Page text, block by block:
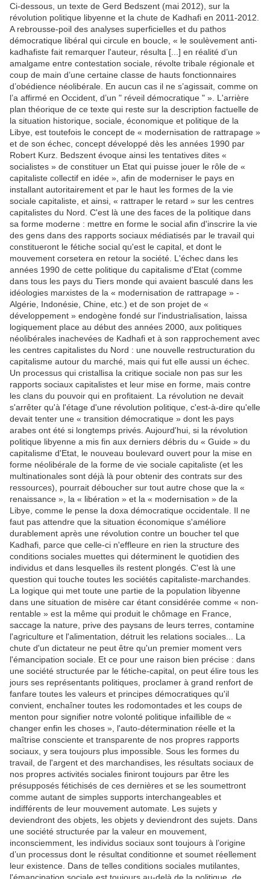
Ci-dessous, un texte de Gerd Bedszent (mai 2012), sur la
révolution politique libyenne et la chute de Kadhafi en 2011-2012.
A rebrousse-poil des analyses superficielles et du pathos
démocratique libéral qui circule en boucle, « le soulèvement anti-
kadhafiste fait remarquer l'auteur, résulta [...] en réalité d’un
amalgame entre contestation sociale, révolte tribale régionale et
coup de main d’une certaine classe de hauts fonctionnaires
d’obédience néolibérale. En aucun cas il ne s’agissait, comme on
l’a affirmé en Occident, d’un " réveil démocratique " ». L'arrière
plan théorique de ce texte qui reste sur la description factuelle de
la situation historique, sociale, économique et politique de la
Libye, est toutefois le concept de « modernisation de rattrapage »
et de son échec, concept développé dès les années 1990 par
Robert Kurz. Bedszent évoque ainsi les tentatives dites «
socialistes » de constituer un Etat qui puisse jouer le rôle de «
capitaliste collectif en idée », afin de moderniser le pays en
installant autoritairement et par le haut les formes de la vie
sociale capitaliste, et ainsi, « rattraper le retard » sur les centres
capitalistes du Nord. C'est là une des faces de la politique dans
sa forme moderne : mettre en forme le social afin d'inscrire la vie
des gens dans des rapports sociaux médiatisés par le travail qui
constitueront le fétiche social qu'est le capital, et dont le
mouvement corsetera en retour la société. L'échec dans les
années 1990 de cette politique du capitalisme d'Etat (comme
dans tous les pays du Tiers monde qui avaient basculé dans les
idéologies marxistes de la « modernisation de rattrapage » -
Algérie, Indonésie, Chine, etc.) et de son projet de «
développement » endogène fondé sur l'industrialisation, laissa
logiquement place au début des années 2000, aux politiques
néolibérales inachevées de Kadhafi et à son rapprochement avec
les centres capitalistes du Nord : une nouvelle restructuration du
capitalisme autour du marché, mais qui fut elle aussi un échec.
Un processus qui cristallisa la critique sociale non pas sur les
rapports sociaux capitalistes et leur mise en forme, mais contre
les clans du pouvoir qui en profitaient. La révolution ne devait
s'arrêter qu'à l'étage d'une révolution politique, c'est-à-dire qu'elle
devait tenter une « transition démocratique » dont les pays
arabes ont été si longtemps privés. Aujourd'hui, si la révolution
politique libyenne a mis fin aux derniers débris du « Guide » du
capitalisme d'Etat, le nouveau boulevard ouvert pour la mise en
forme néolibérale de la forme de vie sociale capitaliste (et les
multinationales sont déjà là pour obtenir des contrats sur des
ressources), pourrait déboucher sur tout autre chose que la «
renaissance », la « libération » et la « modernisation » de la
Libye, comme le pense la doxa démocratique occidentale. Il ne
faut pas attendre que la situation économique s'améliore
durablement après une révolution contre un boucher tel que
Kadhafi, parce que celle-ci n'effleure en rien la structure des
conditions sociales muettes qui déterminent le quotidien des
individus et dans lesquelles ils restent plongés. C'est là une
question qui touche toutes les sociétés capitaliste-marchandes.
La logique qui met toute une partie de la population libyenne
dans une situation de misère car étant considérée comme « non-
rentable » est la même qui produit le chômage en France,
saccage la nature, prive des paysans de leurs terres, contamine
l'agriculture et l'alimentation, détruit les relations sociales... La
chute d'un dictateur ne peut être qu'un premier moment vers
l'émancipation sociale. Et ce pour une raison bien précise : dans
une société structurée par le fétiche-capital, on peut élire tous les
jours ses représentants politiques, proclamer à grand renfort de
fanfare toutes les valeurs et principes démocratiques qu'il
convient, enchaîner toutes les rodomontades et les coups de
menton pour signifier notre volonté politique infaillible de «
changer enfin les choses », l'auto-détermination réelle et la
maîtrise consciente et transparente de nos propres rapports
sociaux, y sera toujours plus impossible. Sous les formes du
travail, de l'argent et des marchandises, les résultats sociaux de
nos propres activités sociales finiront toujours par être les
présupposés fétichisés de ces dernières et se les soumettront
comme autant de simples supports interchangeables et
indifférents de leur mouvement automate. Les sujets y
deviendront des objets, les objets y deviendront des sujets. Dans
une société structurée par la valeur en mouvement,
inconsciemment, les individus sociaux sont toujours à l’origine
d’un processus dont le résultat conditionne et soumet réellement
leur existence. Dans de telles conditions sociales mutilantes,